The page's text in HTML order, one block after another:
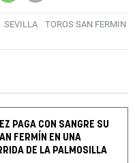
SEVILLA
TOROS SAN FERMIN
PAGA CON SANGRE SU
FERMÍN EN UNA
DE LA PALMOSILLA